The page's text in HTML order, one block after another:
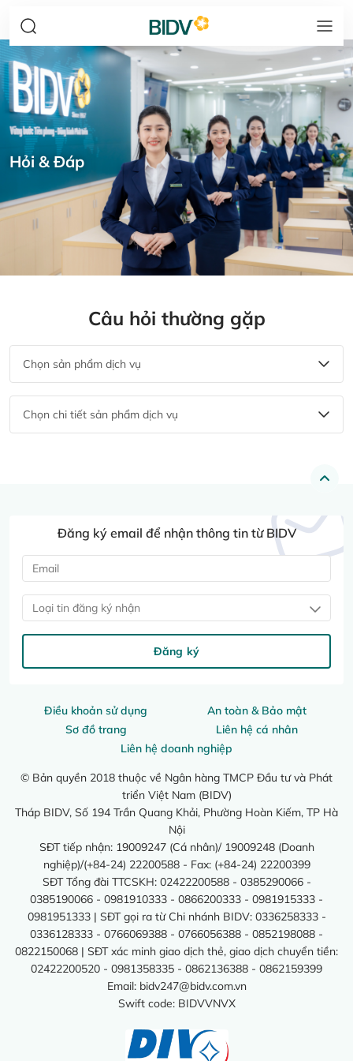
Hỏi & Đáp
Câu hỏi thường gặp
Chọn sản phẩm dịch vụ
Chọn chi tiết sản phẩm dịch vụ
Điều khoản sử dụng
An toàn & Bảo mật
Sơ đồ trang
Liên hệ cá nhân
Liên hệ doanh nghiệp
© Bản quyền 2018 thuộc về Ngân hàng TMCP Đầu tư và Phát
triển Việt Nam (BIDV)
Tháp BIDV, Số 194 Trần Quang Khải, Phường Hoàn Kiếm, TP Hà
Nội
SĐT tiếp nhận: 19009247 (Cá nhân)/ 19009248 (Doanh
nghiệp)/(+84-24) 22200588 - Fax: (+84-24) 22200399
SĐT Tổng đài TTCSKH: 02422200588 - 0385290066 -
0385190066 - 0981910333 - 0866200333 - 0981915333 -
0981951333 | SĐT gọi ra từ Chi nhánh BIDV: 0336258333 -
0336128333 - 0766069388 - 0766056388 - 0852198088 -
0822150068 | SĐT xác minh giao dịch thẻ, giao dịch chuyển tiền:
02422200520 - 0981358335 - 0862136388 - 0862159399
Email: bidv247@bidv.com.vn
Swift code: BIDVVNVX
Đăng ký email để nhận thông tin từ BIDV
Loại tin đăng ký nhận
Đăng ký